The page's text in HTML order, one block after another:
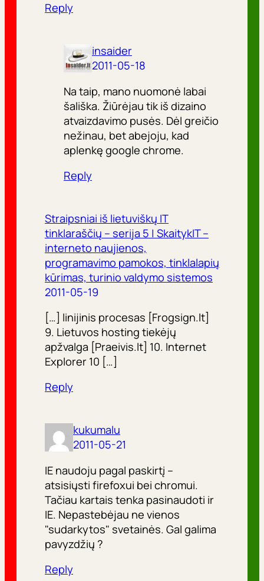
Reply
insaider
2011-05-18
Na taip, mano nuomonė labai
šališka. Žiūrėjau tik iš dizaino
atvaizdavimo pusės. Dėl greičio
nežinau, bet abejoju, kad
aplenkę google chrome.
Reply
Straipsniai iš lietuviškų IT
tinklaraščių – serija 5 | SkaitykIT –
interneto naujienos,
programavimo pamokos, tinklalapių
kūrimas, turinio valdymo sistemos
2011-05-19
[…] linijinis procesas [Frogsign.lt]
9. Lietuvos hosting tiekėjų
apžvalga [Praeivis.lt] 10. Internet
Explorer 10 […]
Reply
kukumalu
2011-05-21
IE naudoju pagal paskirtį –
atsisiųsti firefoxui bei chromui.
Tačiau kartais tenka pasinaudoti ir
IE. Nepastebėjau ne vienos
"sudarkytos" svetainės. Gal galima
pavyzdžių ?
Reply